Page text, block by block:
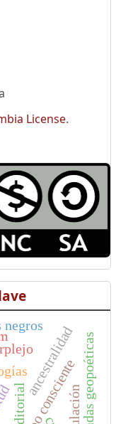
License.
editorial e
ancestralidad
negros